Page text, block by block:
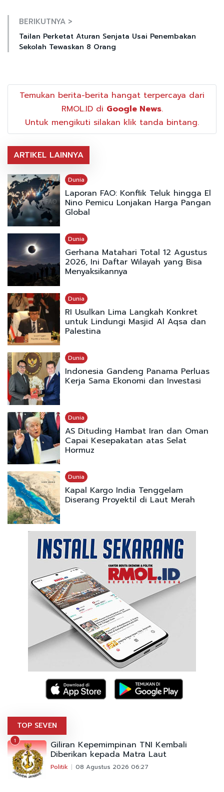
BERIKUTNYA >
Tailan Perketat Aturan Senjata Usai Penembakan
Sekolah Tewaskan 8 Orang
Temukan berita-berita hangat terpercaya dari
RMOL.ID di Google News.
Untuk mengikuti silakan klik tanda bintang.
ARTIKEL LAINNYA
Dunia
Laporan FAO: Konflik Teluk hingga El
Nino Pemicu Lonjakan Harga Pangan
Global
Dunia
Gerhana Matahari Total 12 Agustus
2026, Ini Daftar Wilayah yang Bisa
Menyaksikannya
Dunia
RI Usulkan Lima Langkah Konkret
untuk Lindungi Masjid Al Aqsa dan
Palestina
Dunia
Indonesia Gandeng Panama Perluas
Kerja Sama Ekonomi dan Investasi
Dunia
AS Dituding Hambat Iran dan Oman
Capai Kesepakatan atas Selat
Hormuz
Dunia
Kapal Kargo India Tenggelam
Diserang Proyektil di Laut Merah
TOP SEVEN
1 Giliran Kepemimpinan TNI Kembali
Diberikan kepada Matra Laut
Politik 08 Agustus 2026 06:27